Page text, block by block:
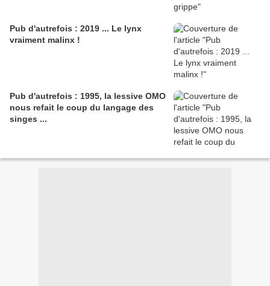
Pub d'autrefois : 2019 ... Le lynx
vraiment malinx !
Pub d'autrefois : 1995, la lessive OMO
nous refait le coup du langage des
singes ...